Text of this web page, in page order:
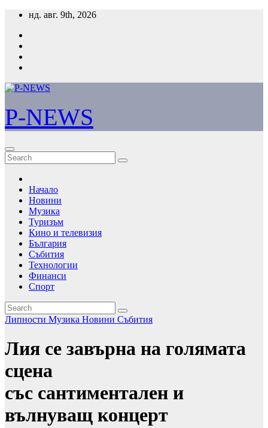
Skip
content
нд. авг. 9th, 2026
P-NEWS
Начало
Новини
Музика
Туризъм
Кино и телевизия
България
Събития
Технологии
Финанси
Спорт
Липности Музика Новини Събития
Лия се завърна на голямата
сцена
със сантиментален и
вълнуващ концерт